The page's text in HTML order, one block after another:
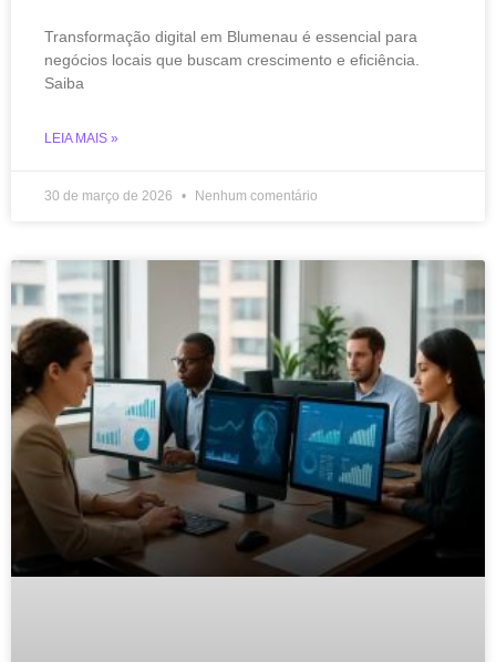
Transformação digital em Blumenau é essencial para
negócios locais que buscam crescimento e eficiência.
Saiba
LEIA MAIS »
30 de março de 2026 Nenhum comentário